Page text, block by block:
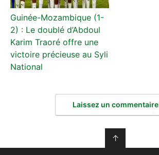
Guinée-Mozambique (1-
2) : Le doublé d’Abdoul
Karim Traoré offre une
victoire précieuse au Syli
National
Laissez un commentaire
↑